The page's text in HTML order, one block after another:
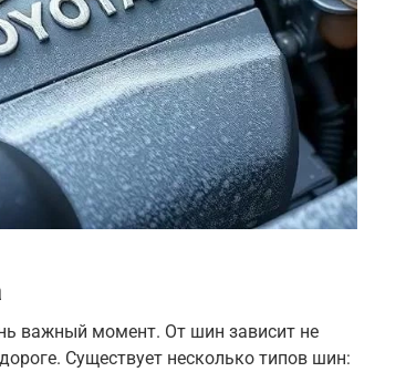
важный момент. От шин зависит не
Существует несколько типов шин: